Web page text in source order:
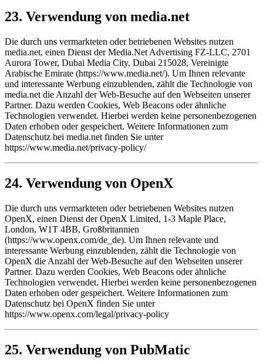
23. Verwendung von media.net
Die durch uns vermarkteten oder betriebenen Websites nutzen
media.net, einen Dienst der Media.Net Advertising FZ-LLC, 2701
Aurora Tower, Dubai Media City, Dubai 215028, Vereinigte
Arabische Emirate (https://www.media.net/). Um Ihnen relevante
und interessante Werbung einzublenden, zählt die Technologie von
media.net die Anzahl der Web-Besuche auf den Webseiten unserer
Partner. Dazu werden Cookies, Web Beacons oder ähnliche
Technologien verwendet. Hierbei werden keine personenbezogenen
Daten erhoben oder gespeichert. Weitere Informationen zum
Datenschutz bei media.net finden Sie unter
https://www.media.net/privacy-policy/
24. Verwendung von OpenX
Die durch uns vermarkteten oder betriebenen Websites nutzen
OpenX, einen Dienst der OpenX Limited, 1-3 Maple Place,
London, W1T 4BB, Großbritannien
(https://www.openx.com/de_de). Um Ihnen relevante und
interessante Werbung einzublenden, zählt die Technologie von
OpenX die Anzahl der Web-Besuche auf den Webseiten unserer
Partner. Dazu werden Cookies, Web Beacons oder ähnliche
Technologien verwendet. Hierbei werden keine personenbezogenen
Daten erhoben oder gespeichert. Weitere Informationen zum
Datenschutz bei OpenX finden Sie unter
https://www.openx.com/legal/privacy-policy
25. Verwendung von PubMatic